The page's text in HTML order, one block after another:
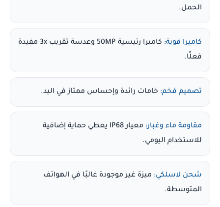
الحمل.
كاميرا قوية:
كاميرا رئيسية 50MP وعدسة تقريب 3x مفيدة
فعلًا.
تصميم فخم: خامات رائدة وإحساس ممتاز في اليد.
مقاومة ماء وغبار:
معيار IP68 يعطي حماية إضافية
للاستخدام اليومي.
شحن لاسلكي: ميزة غير موجودة غالبًا في الهواتف
المتوسطة.